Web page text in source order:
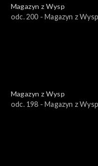
Magazyn z Wysp
odc. 200 - Magazyn z Wysp
Magazyn z Wysp
odc. 198 - Magazyn z Wysp